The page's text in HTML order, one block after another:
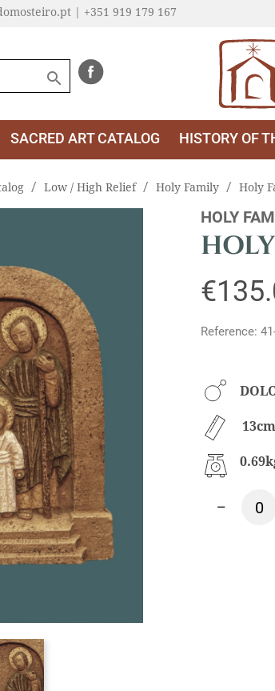
| +351 919 179 167

SACRED ART CATALOG HISTORY OF
Low / High Relief Holy Family Holy
HOLY
Reference:
-